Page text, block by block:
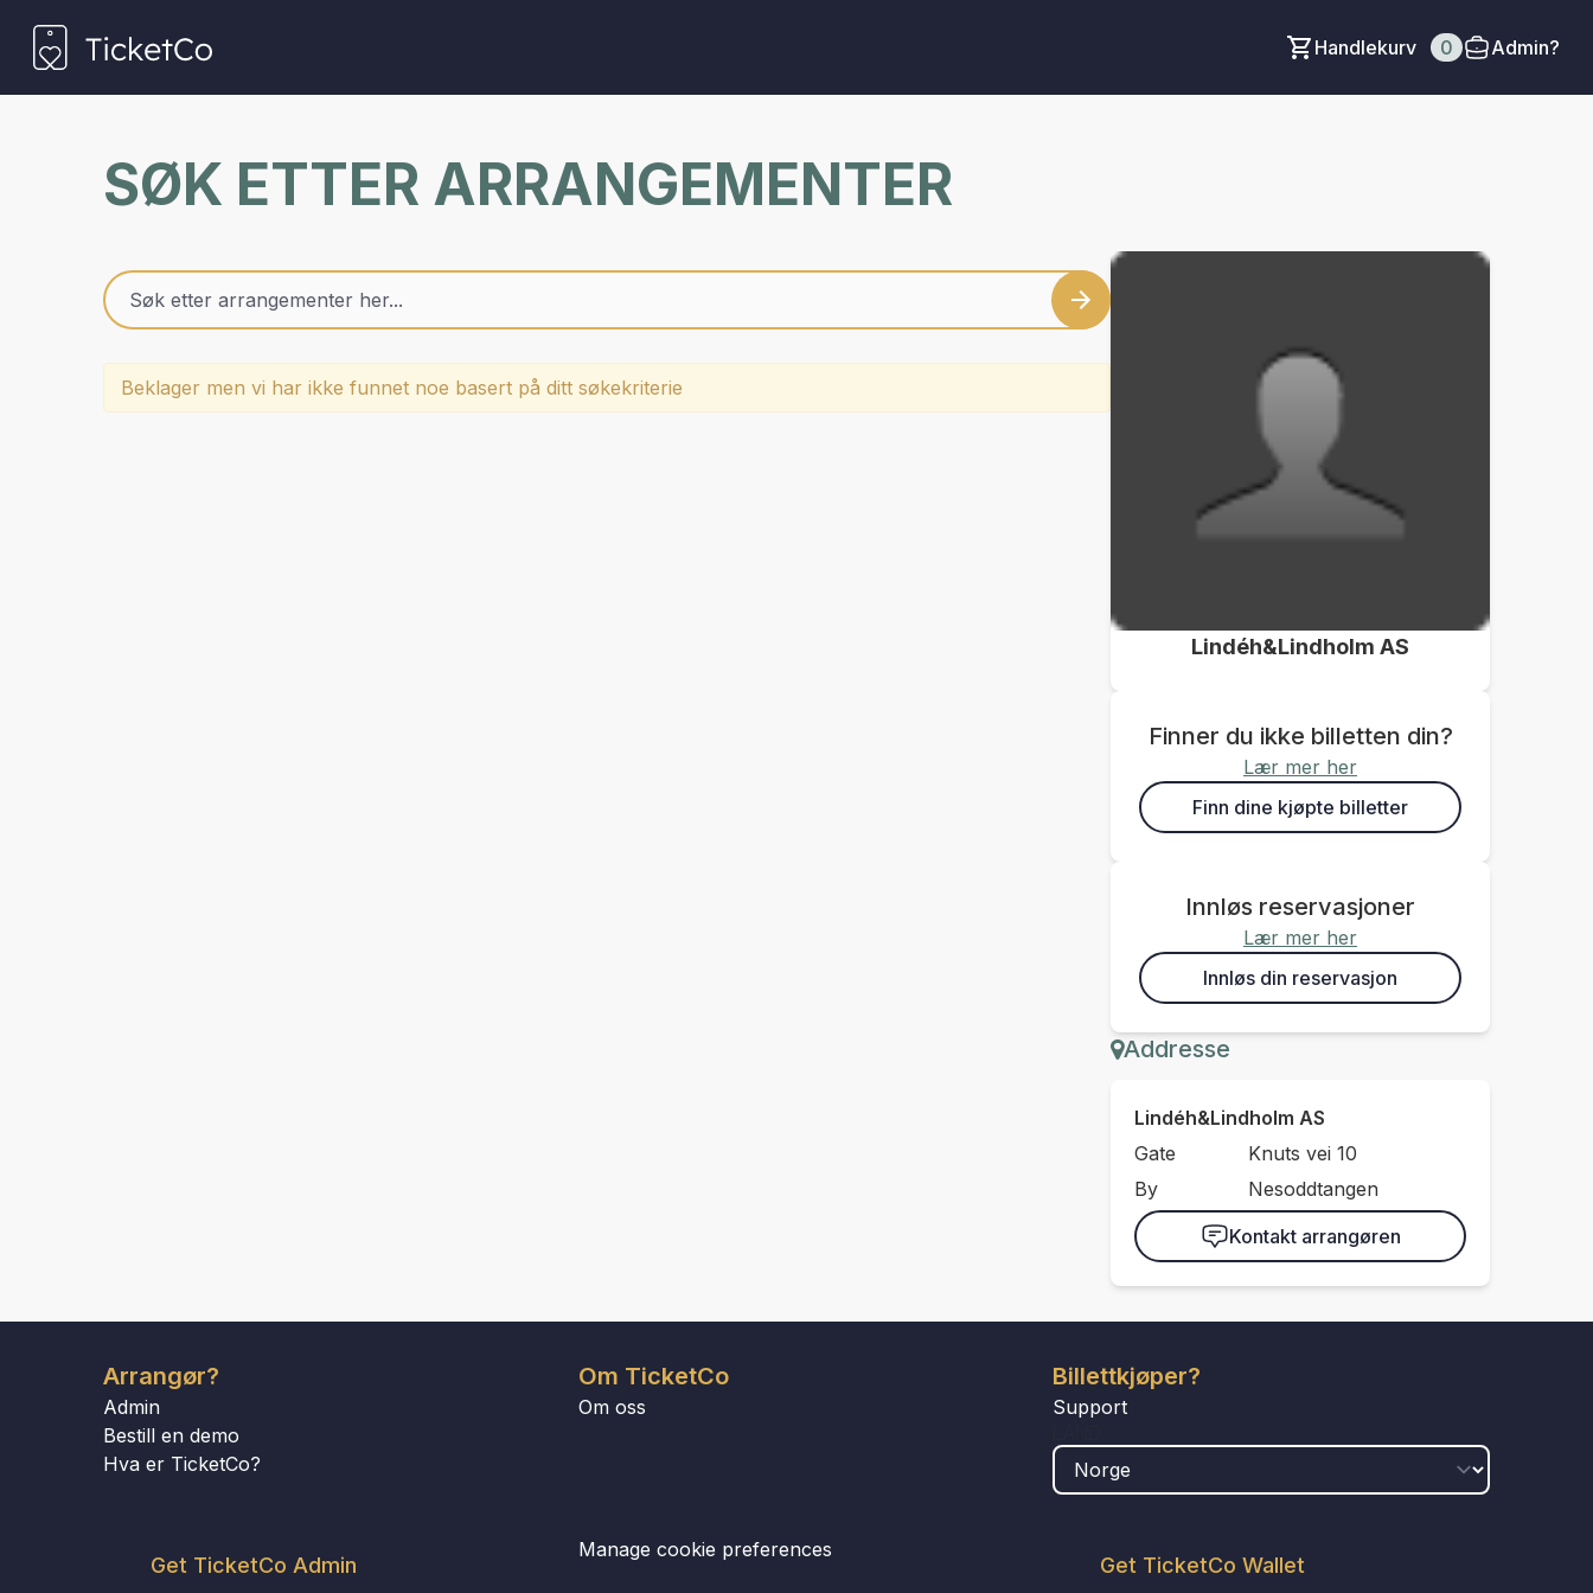
Handlekurv 0 Admin?
SØK ETTER ARRANGEMENTER
Beklager men vi har ikke funnet noe basert på ditt søkekriterie
Lindéh&Lindholm AS
Finner du ikke billetten din?
Lær mer her
Finn dine kjøpte billetter
Innløs reservasjoner
Lær mer her
Innløs din reservasjon
Addresse
Lindéh&Lindholm AS
Gate
Knuts vei 10
By
Nesoddtangen
Kontakt arrangøren
Arrangør?
Admin
Bestill en demo
Hva er TicketCo?
Get TicketCo Admin
Om TicketCo
Om oss
Manage cookie preferences
Billettkjøper?
Support
Get TicketCo Wallet